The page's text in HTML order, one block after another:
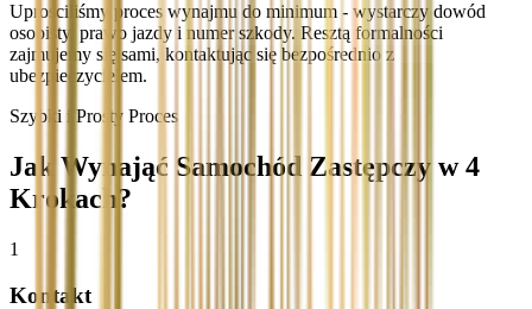
Uprościliśmy proces wynajmu do minimum - wystarczy dowód
osobisty, prawo jazdy i numer szkody. Resztą formalności
zajmujemy się sami, kontaktując się bezpośrednio z
ubezpieczycielem.
Szybki i Prosty Proces
Jak Wynająć Samochód Zastępczy w 4
Krokach?
1
Kontakt